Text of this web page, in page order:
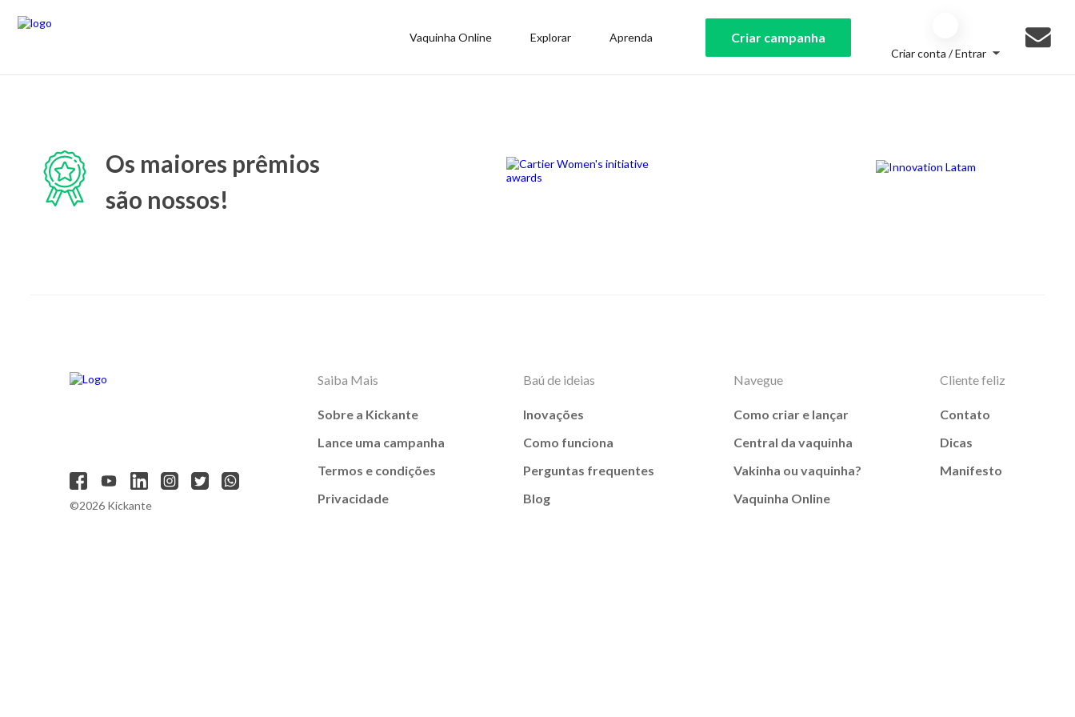
Vaquinha Online Explorar Aprenda Criar campanha
Criar conta / Entrar
Os maiores prêmios
são nossos!
©2026 Kickante
Saiba Mais
Sobre a Kickante
Lance uma campanha
Termos e condições
Privacidade
Baú de ideias
Inovações
Como funciona
Perguntas frequentes
Blog
Navegue
Como criar e lançar
Central da vaquinha
Vakinha ou vaquinha?
Vaquinha Online
Cliente feliz
Contato
Dicas
Manifesto